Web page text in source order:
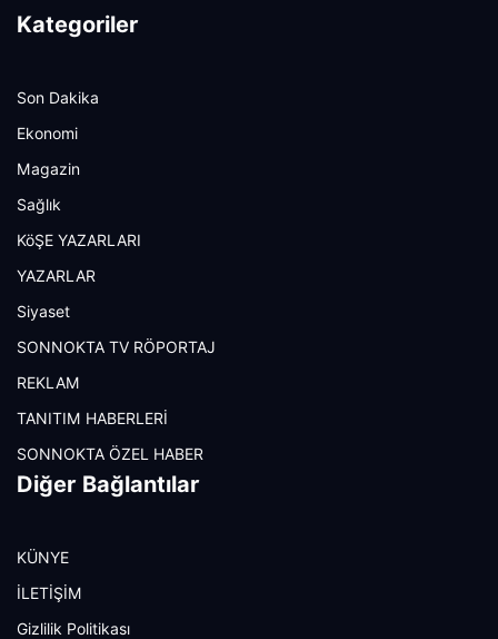
Kategoriler
Son Dakika
Ekonomi
Magazin
Sağlık
KöŞE YAZARLARI
YAZARLAR
Siyaset
SONNOKTA TV RÖPORTAJ
REKLAM
TANITIM HABERLERİ
SONNOKTA ÖZEL HABER
Diğer Bağlantılar
KÜNYE
İLETİŞİM
Gizlilik Politikası